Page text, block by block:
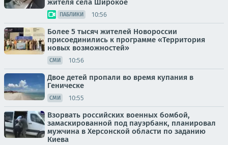
жителя села Широкое
ПАБЛИКИ 10:56
Более 5 тысяч жителей Новороссии
присоединились к программе «Территория
новых возможностей»
СМИ 10:56
Двое детей пропали во время купания в
Геническе
СМИ 10:55
Взорвать российских военных бомбой,
замаскированной под пауэрбанк, планировал
мужчина в Херсонской области по заданию
Киева